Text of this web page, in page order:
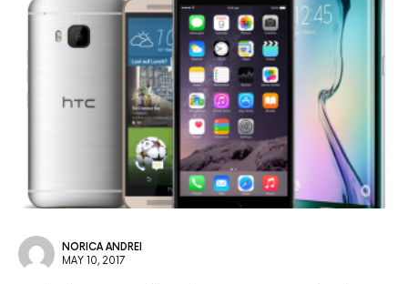
NORICA ANDREI
MAY 10, 2017